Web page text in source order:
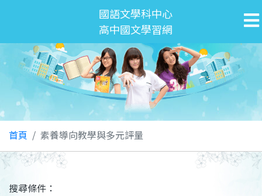
國語文學科中心
高中國文學習網
首頁 素養導向教學與多元評量
搜尋條件：